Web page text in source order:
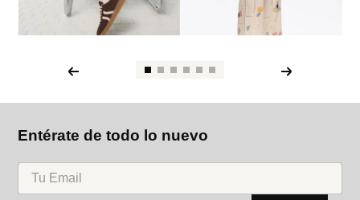
Entérate de todo lo nuevo